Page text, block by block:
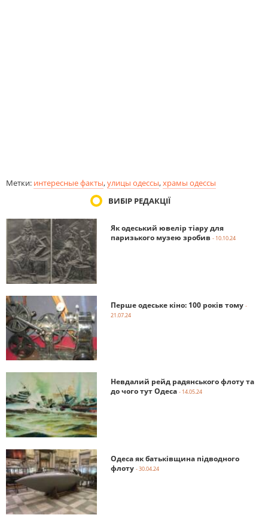
Метки: интересные факты,улицы одессы,храмы одессы
ВИБІР РЕДАКЦІЇ
Як одеський ювелір тіару для
паризького музею зробив - 10.10.24
Перше одеське кіно: 100 років тому -
21.07.24
Невдалий рейд радянського флоту та
до чого тут Одеса - 14.05.24
Одеса як батьківщина підводного
флоту - 30.04.24